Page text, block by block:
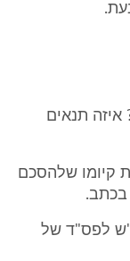
איזה תנאים
קיומו שלהסכם
בכתב.
לפס"ד של